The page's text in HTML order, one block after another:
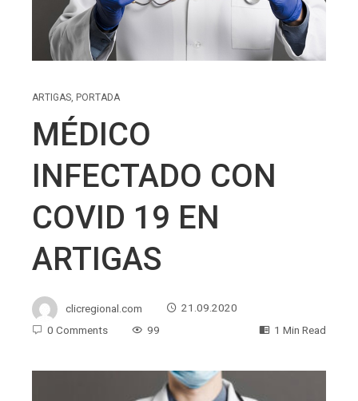
ARTIGAS PORTADA
MÉDICO
INFECTADO CON
COVID 19 EN
ARTIGAS
clicregional.com
21.09.2020
0 Comments
99 1 Min Read